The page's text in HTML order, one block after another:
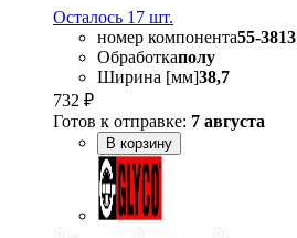
Осталось 17 шт.
номер компонента55-3813
Обработкаполу
Ширина [мм]38,7
732 ₽
Готов к отправке: 7 августа
В корзину